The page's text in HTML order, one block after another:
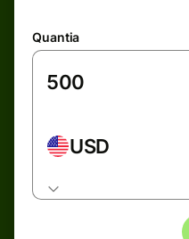
Quantia
USD